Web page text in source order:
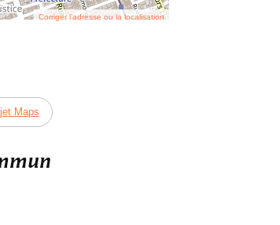
Corriger l’adresse ou la localisation
Maps